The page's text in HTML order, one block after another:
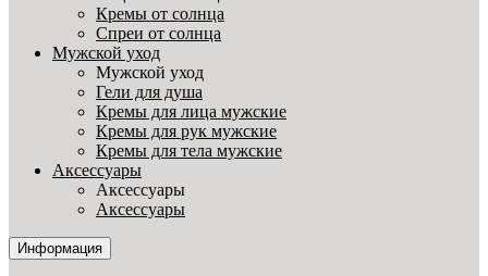
Кремы от солнца
Спреи от солнца
Мужской уход
Мужской уход
Гели для душа
Кремы для лица мужские
Кремы для рук мужские
Кремы для тела мужские
Аксессуары
Аксессуары
Аксессуары
Информация